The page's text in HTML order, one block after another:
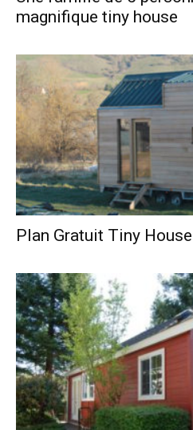
magnifique tiny house
Plan Gratuit Tiny